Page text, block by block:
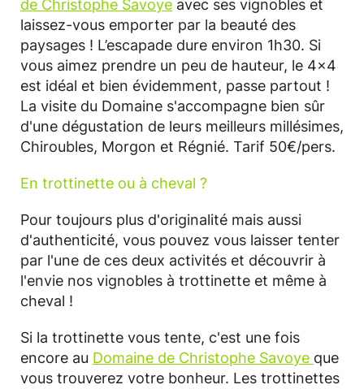
de Christophe Savoye avec ses vignobles et
laissez-vous emporter par la beauté des
paysages ! L’escapade dure environ 1h30. Si
vous aimez prendre un peu de hauteur, le 4x4
est idéal et bien évidemment, passe partout !
La visite du Domaine s'accompagne bien sûr
d'une dégustation de leurs meilleurs millésimes,
Chiroubles, Morgon et Régnié. Tarif 50€/pers.
En trottinette ou à cheval ?
Pour toujours plus d'originalité mais aussi
d'authenticité, vous pouvez vous laisser tenter
par l'une de ces deux activités et découvrir à
l'envie nos vignobles à trottinette et même à
cheval !
Si la trottinette vous tente, c'est une fois
encore au Domaine de Christophe Savoye que
vous trouverez votre bonheur. Les trottinettes